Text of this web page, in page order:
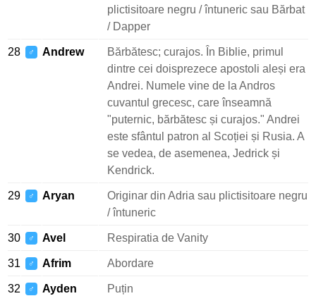
plictisitoare negru / întuneric sau Bărbat
/ Dapper
28 ♂ Andrew
Bărbătesc; curajos. În Biblie, primul
dintre cei doisprezece apostoli aleși era
Andrei. Numele vine de la Andros
cuvantul grecesc, care înseamnă
"puternic, bărbătesc și curajos." Andrei
este sfântul patron al Scoției și Rusia. A
se vedea, de asemenea, Jedrick și
Kendrick.
29 ♂ Aryan
Originar din Adria sau plictisitoare negru
/ întuneric
30 ♂ Avel Respiratia de Vanity
31 ♂ Afrim Abordare
32 ♂ Ayden Puțin